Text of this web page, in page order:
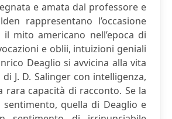
e amata dal professore e
rappresentano l’occasione
il mito americano nell’epoca di
e oblii, intuizioni geniali
Deaglio si avvicina alla vita
J. D. Salinger con intelligenza,
rara capacità di racconto. Se la
quella di Deaglio e